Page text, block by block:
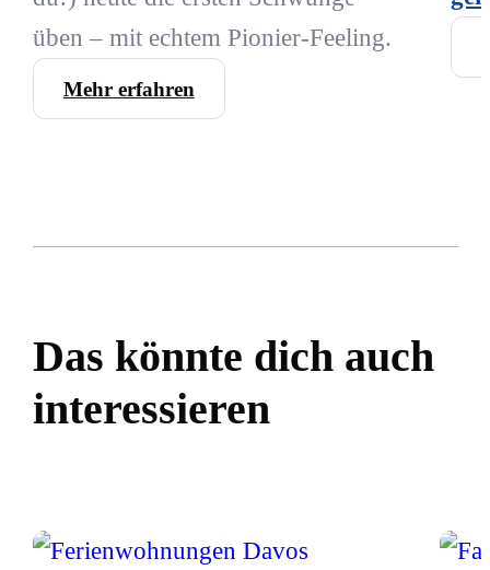
üben – mit echtem Pionier-Feeling.
Mehr erfahren
Das könnte dich auch
interessieren